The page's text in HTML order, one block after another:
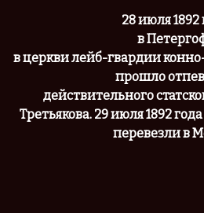
28 июля 1892
в
в церкви лейб-гвардии
прошло
действительного
Третьякова. 29 июля 1892
перевезли в